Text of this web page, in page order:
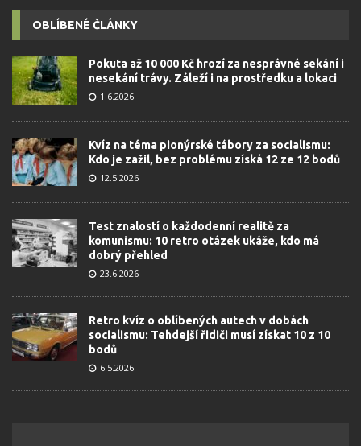
OBLÍBENÉ ČLÁNKY
Pokuta až 10 000 Kč hrozí za nesprávné sekání i
nesekání trávy. Záleží i na prostředku a lokaci
1.6.2026
Kvíz na téma pionýrské tábory za socialismu:
Kdo je zažil, bez problému získá 12 ze 12 bodů
12.5.2026
Test znalostí o každodenní realitě za
komunismu: 10 retro otázek ukáže, kdo má
dobrý přehled
23.6.2026
Retro kvíz o oblíbených autech v dobách
socialismu: Tehdejší řidiči musí získat 10 z 10
bodů
6.5.2026